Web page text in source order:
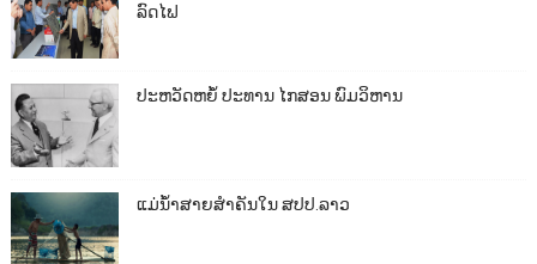
ລົດໄຟ
ປະຫວັດຫຍໍ້ ປະທານ ໄກສອນ ພົມວິຫານ
ແມ່ນ້ຳສາຍສຳຄັນໃນ ສປປ.ລາວ